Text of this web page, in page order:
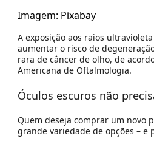
Imagem: Pixabay
A exposição aos raios
aumentar o risco de
rara de câncer de olho, de
Americana de Oftalmologia.
Óculos escuros não
Quem deseja comprar um novo
grande variedade de opções – e